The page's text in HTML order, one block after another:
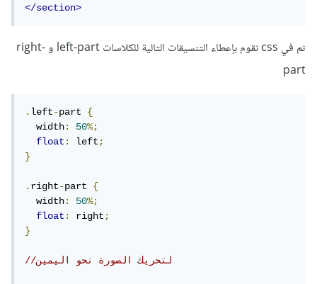
</section>
ثم في css نقوم بإعطاء التنسيقات التالية للكلاسات left-part و right-
part
.left-part {
  width
: 50%;
float: left;
}
.right-part {
  width
: 50%;
float: right;
}